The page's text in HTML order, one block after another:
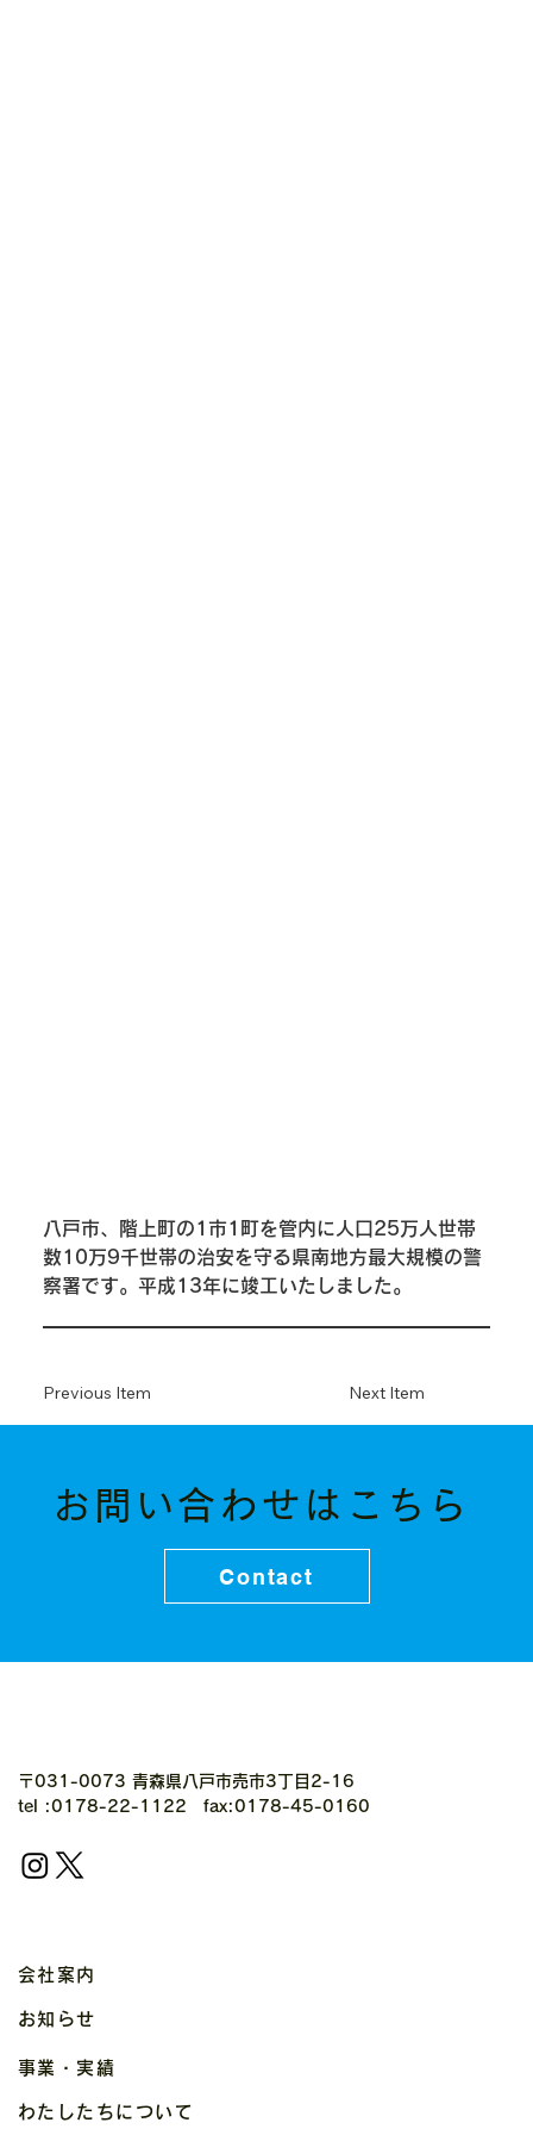
八戸市、階上町の1市1町を管内に人口25万人世帯
数10万9千世帯の治安を守る県南地方最大規模の警
察署です。平成13年に竣工いたしました。
Previous Item Next Item
お問い合わせはこちら
Contact
〒031-0073 青森県八戸市売市3丁目2-16
tel :0178-22-1122 fax:0178-45-0160
わたしたちについて
お知らせ
会社案内
事業・実績